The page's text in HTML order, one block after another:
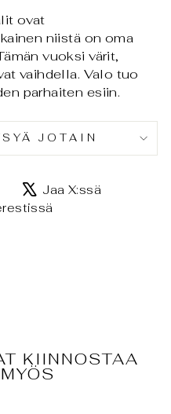
ovat
niistä on oma
vuoksi värit,
vaihdella. Valo tuo
parhaiten esiin.
JOTAIN
Jaa
Facebookissa
Jaa X:ssä
KIINNOSTAA